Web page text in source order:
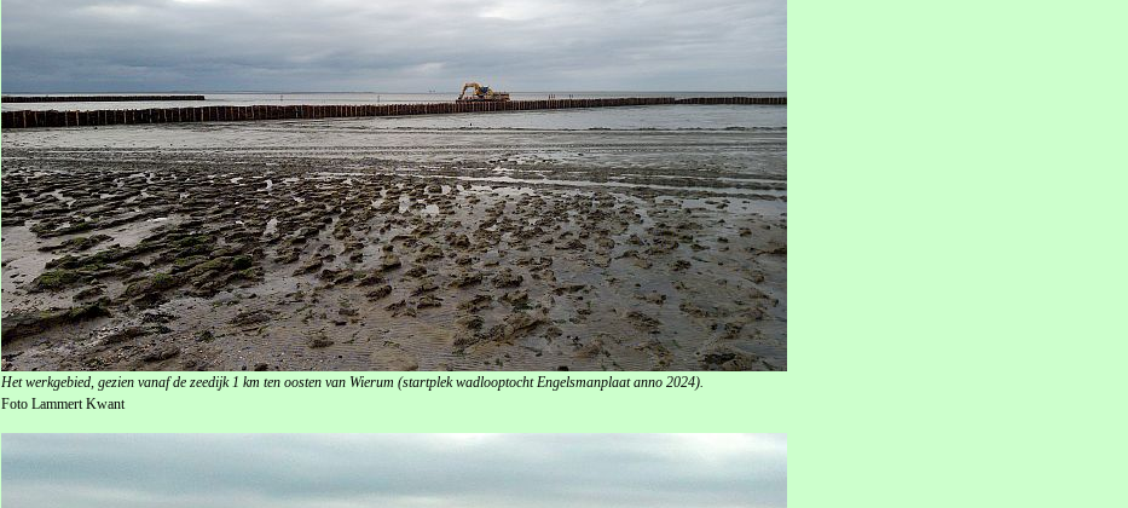
Het werkgebied, gezien vanaf de zeedijk 1 km ten oosten van Wierum (startplek wadlooptocht Engelsmanplaat anno 2024).
Foto Lammert Kwant